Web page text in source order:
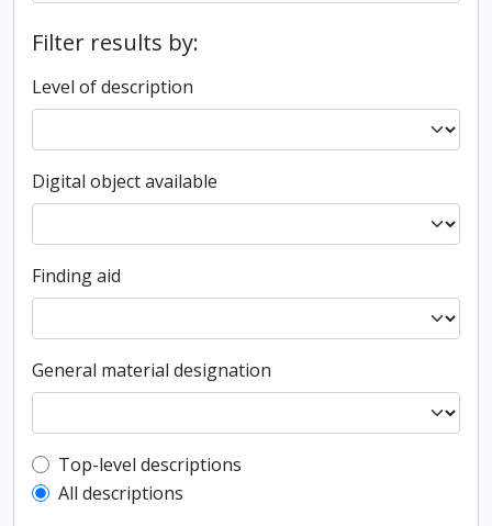
Filter results by:
Level of description
Digital object available
Finding aid
General material designation
Top-level description filter
Top-level descriptions
All descriptions